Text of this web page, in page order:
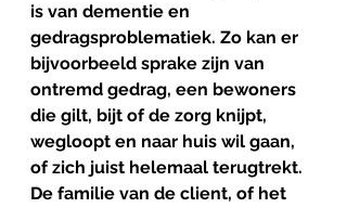
is van dementie en
gedragsproblematiek. Zo kan er
bijvoorbeeld sprake zijn van
ontremd gedrag, een bewoners
die gilt, bijt of de zorg knijpt,
wegloopt en naar huis wil gaan,
of zich juist helemaal terugtrekt.
De familie van de client, of het